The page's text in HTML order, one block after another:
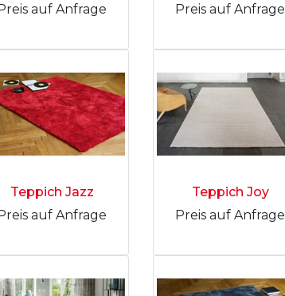
auf Anfrage
Preis auf Anfrage
Teppich Jazz
auf Anfrage
Teppich Joy
Preis auf Anfrage